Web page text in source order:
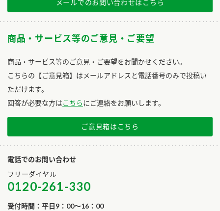
メールでのお問い合わせはこちら
商品・サービス等のご意見・ご要望
商品・サービス等のご意見・ご要望をお聞かせください。
こちらの【ご意見箱】はメールアドレスと電話番号のみで投稿い
ただけます。
回答が必要な方はこちらにご連絡をお願いします。
ご意見箱はこちら
電話でのお問い合わせ
フリーダイヤル
0120-261-330
受付時間：平日9：00～16：00